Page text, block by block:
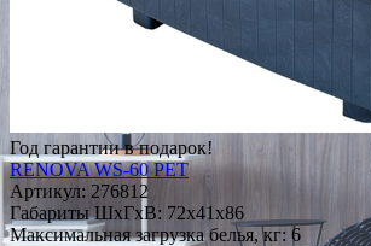
Год гарантии в подарок!
RENOVA WS-60 PET
Артикул: 276812
Габариты ШxГxВ: 72x41x86
Максимальная загрузка белья, кг: 6